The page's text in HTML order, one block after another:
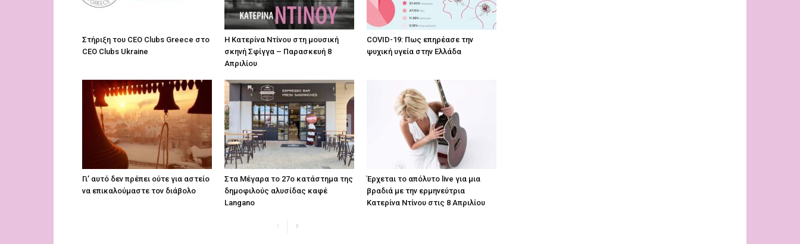
Στήριξη του CEO Clubs Greece στο
CEO Clubs Ukraine
Η Κατερίνα Ντίνου στη μουσική
σκηνή Σφίγγα – Παρασκευή 8
Απριλίου
COVID-19: Πως επηρέασε την
ψυχική υγεία στην Ελλάδα
Γι’ αυτό δεν πρέπει ούτε για αστείο
να επικαλούμαστε τον διάβολο
Στα Μέγαρα το 27ο κατάστημα της
δημοφιλούς αλυσίδας καφέ
Langano
Έρχεται το απόλυτο live για μια
βραδιά με την ερμηνεύτρια
Κατερίνα Ντίνου στις 8 Απριλίου